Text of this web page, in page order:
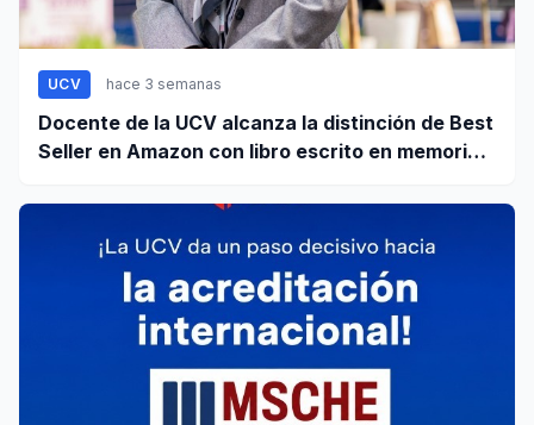
UCV hace 3 semanas
Docente de la UCV alcanza la distinción de Best
Seller en Amazon con libro escrito en memoria a